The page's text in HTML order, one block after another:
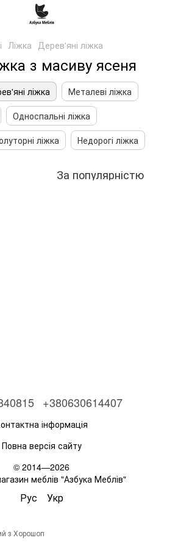
Ліжка Дерев'яні ліжка
з масиву ясеня
ліжка
Металеві ліжка
Односпальні ліжка
ліжка Недорогі ліжка
За популярністю
+380630614407
інформація
Повна версія сайту
© 2014—2026
меблів "Азбука Меблів"
Рус Укр
з Хорошоп